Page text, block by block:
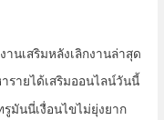
นเสริมหลังเลิกงานล่าสุด
รายได้เสริมออนไลน์วันนี้
มันนี่เงื่อนไขไม่ยุ่งยาก